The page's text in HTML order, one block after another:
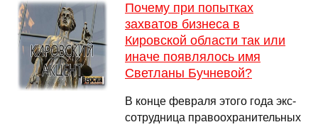
Почему при попытках
захватов бизнеса в
Кировской области так или
иначе появлялось имя
Светланы Бучневой?
В конце февраля этого года экс-
сотрудница правоохранительных